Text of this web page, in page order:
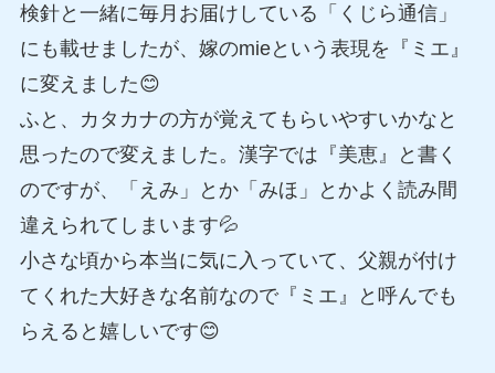
検針と一緒に毎月お届けしている「くじら通信」
にも載せましたが、嫁のmieという表現を『ミエ』
に変えました😊
ふと、カタカナの方が覚えてもらいやすいかなと
思ったので変えました。漢字では『美恵』と書く
のですが、「えみ」とか「みほ」とかよく読み間
違えられてしまいます💦
小さな頃から本当に気に入っていて、父親が付け
てくれた大好きな名前なので『ミエ』と呼んでも
らえると嬉しいです😊